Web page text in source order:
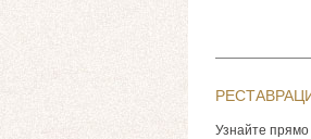
Узнайте